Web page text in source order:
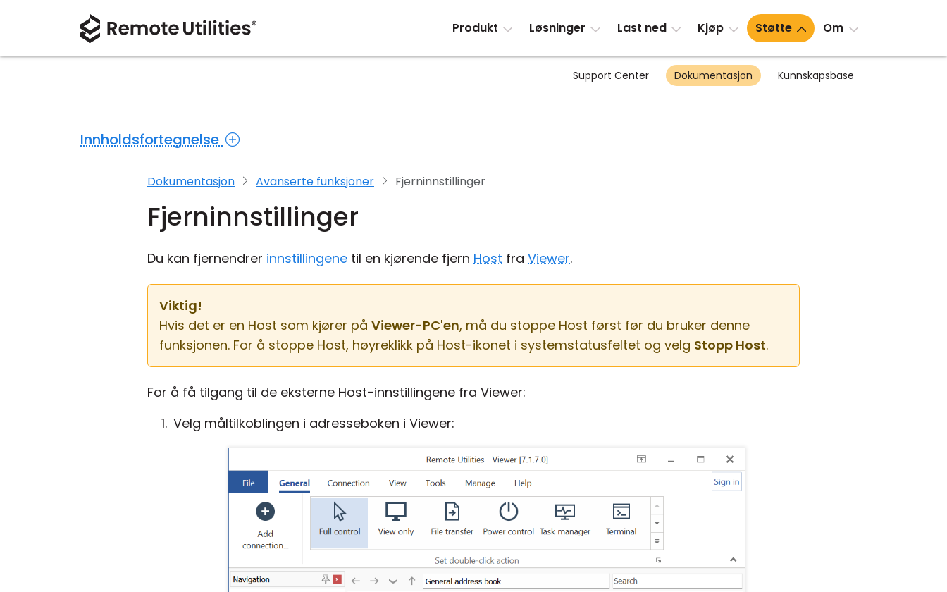
Produkt Løsninger Last ned Kjøp Støtte Om
Support Center Dokumentasjon Kunnskapsbase
Innholdsfortegnelse
Dokumentasjon Avanserte funksjoner Fjerninnstillinger
Fjerninnstillinger
Du kan fjernendrer innstillingene til en kjørende fjern Host fra Viewer.
Viktig!
Hvis det er en Host som kjører på Viewer-PC'en, må du stoppe Host først før du bruker denne
funksjonen. For å stoppe Host, høyreklikk på Host-ikonet i systemstatusfeltet og velg Stopp Host.
For å få tilgang til de eksterne Host-innstillingene fra Viewer:
Velg måltilkoblingen i adresseboken i Viewer: